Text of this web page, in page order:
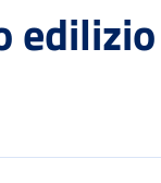
edilizio